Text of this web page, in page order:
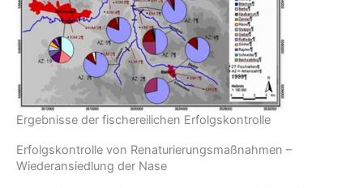
Ergebnisse der fischereilichen Erfolgskontrolle
Erfolgskontrolle von Renaturierungsmaßnahmen –
Wiederansiedlung der Nase